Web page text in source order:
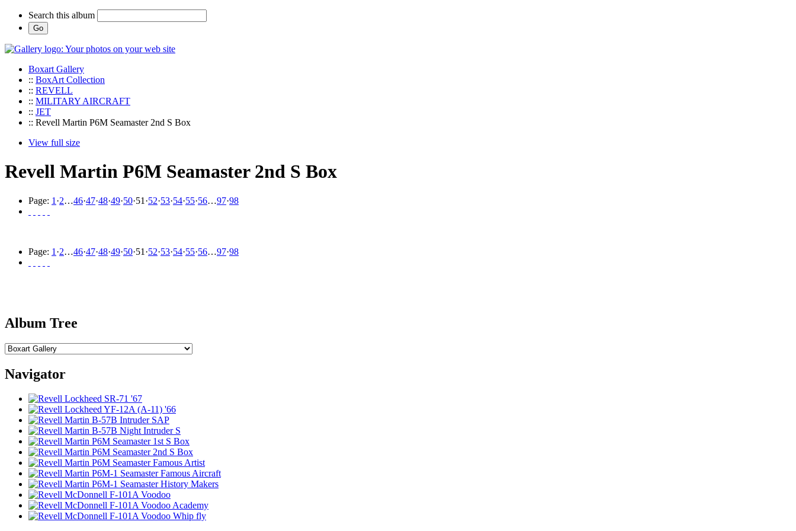
Search this album
Boxart Gallery
:: BoxArt Collection
:: REVELL
:: MILITARY AIRCRAFT
:: JET
:: Revell Martin P6M Seamaster 2nd S Box
View full size
Revell Martin P6M Seamaster 2nd S Box
Page: 1 ·2…46·47·48·49·50·51 ·52·53·54·55·56…97·98
Page: 1 ·2…46·47·48·49·50·51 ·52·53·54·55·56…97·98
Album Tree
Navigator